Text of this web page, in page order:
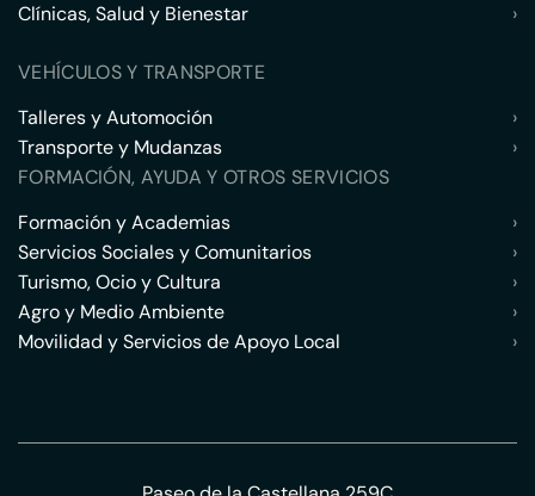
Clínicas, Salud y Bienestar
›
VEHÍCULOS Y TRANSPORTE
Talleres y Automoción
›
Transporte y Mudanzas
›
FORMACIÓN, AYUDA Y OTROS SERVICIOS
Formación y Academias
›
Servicios Sociales y Comunitarios
›
Turismo, Ocio y Cultura
›
Agro y Medio Ambiente
›
Movilidad y Servicios de Apoyo Local
›